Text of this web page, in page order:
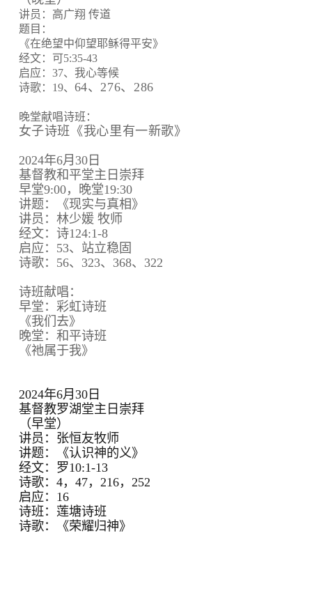
讲员：高广翔 传道
题目：
《在绝望中仰望耶稣得平安》
经文：可5:35-43
启应：37、我心等候
诗歌：19、 64、276、 286
晚堂献唱诗班：
女子诗班《我心里有一新歌》
2024年6月30日
基督教和平堂主日崇拜
早堂9:00，晚堂19:30
讲题：《现实与真相》
讲员：林少媛 牧师
经文：诗124:1-8
启应：53、站立稳固
诗歌：56、323、368、322
诗班献唱：
早堂：彩虹诗班
《我们去》
晚堂：和平诗班
《祂属于我》
2024年6月30日
基督教罗湖堂主日崇拜
（早堂）
讲员：张恒友牧师
讲题：《认识神的义》
经文：罗10:1-13
诗歌：4，47，216，252
启应：16
诗班：莲塘诗班
诗歌：《荣耀归神》